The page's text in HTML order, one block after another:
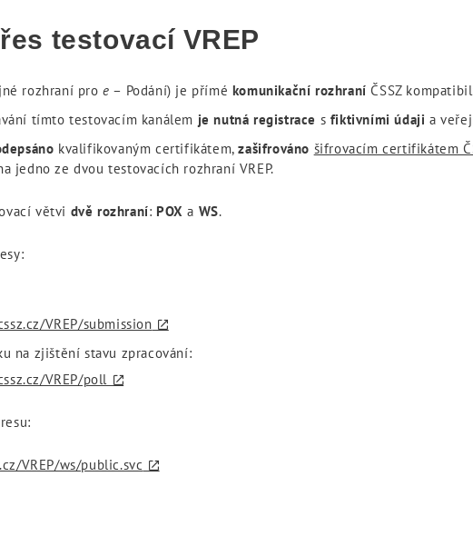
testovací VREP
rozhraní proe – Podání) je přímé komunikační rozhraníČSSZ
tímto testovacím kanálem je nutná registrace s fiktivními údaji a
kvalifikovaným certifikátem,zašifrováno šifrovacím certifikátem
jedno ze dvou testovacích rozhraní VREP.
větvi dvě rozhraní: POX a WS.
VREP/submission
na zjištění stavu zpracování:
VREP/poll
VREP/ws/public.svc